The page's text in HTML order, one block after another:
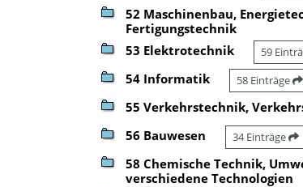
52 Maschinenbau,
Fertigungstechnik
53 Elektrotechnik 59
54 Informatik 58 Einträge
55 Verkehrstechnik,
56 Bauwesen 34 Einträge
58 Chemische Technik,
verschiedene Technologien